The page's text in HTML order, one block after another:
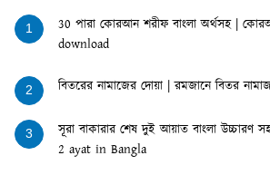
1
30 পারা কোরআন শরীফ বাংলা অর্থসহ |
download
2 বিতরের নামাজের দোয়া | রমজানে বিতর
3
সূরা বাকারার শেষ দুই আয়াত বাংলা উচ্চারণ
2 ayat in Bangla